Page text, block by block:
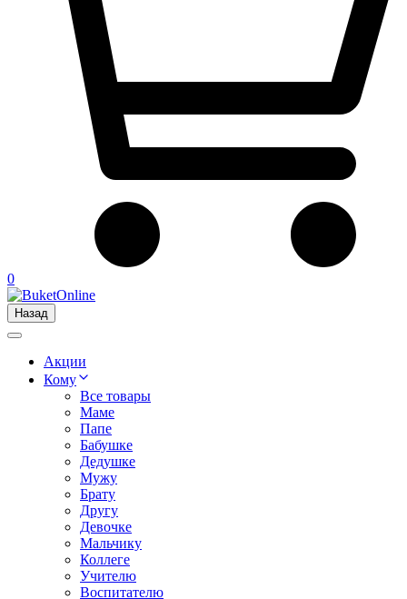
0
Назад
Акции
Кому
Все товары
Маме
Папе
Бабушке
Дедушке
Мужу
Брату
Другу
Девочке
Мальчику
Коллеге
Учителю
Воспитателю